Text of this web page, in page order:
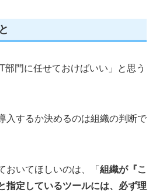
部門に任せておけばいい」と思う
入するか決めるのは組織の判断で
おいてほしいのは、「 組織が『こ
指定しているツールには、必ず理